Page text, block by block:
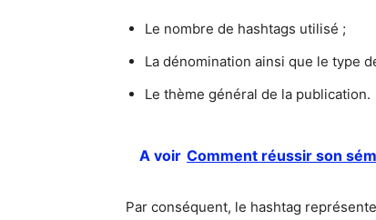
Le nombre de hashtags utilisé ;
La dénomination ainsi que le type
Le thème général de la publication.
A voir Comment réussir son
Par conséquent, le hashtag